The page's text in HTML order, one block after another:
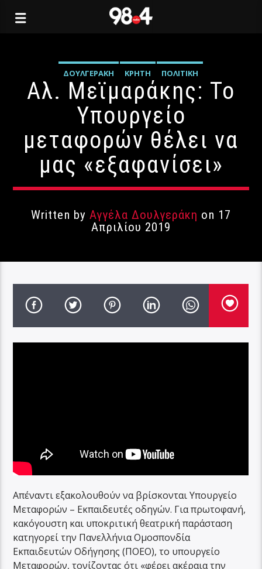
ΔΟΥΛΓΕΡΆΚΗ ΚΡΉΤΗ ΠΟΛΙΤΙΚΉ
Αλ. Μεϊμαράκης: Το
Υπουργείο
μεταφορών θέλει να
μας «εξαφανίσει»
Written by Αγγέλα Δουλγεράκη on 17
Απριλίου 2019
Απέναντι εξακολουθούν να βρίσκονται Υπουργείο
Μεταφορών – Εκπαιδευτές οδηγών. Για πρωτοφανή,
κακόγουστη και υποκριτική θεατρική παράσταση
κατηγορεί την Πανελλήνια Ομοσπονδία
Εκπαιδευτών Οδήγησης (ΠΟΕΟ), το υπουργείο
Μεταφορών, τονίζοντας ότι «φέρει ακέραια την